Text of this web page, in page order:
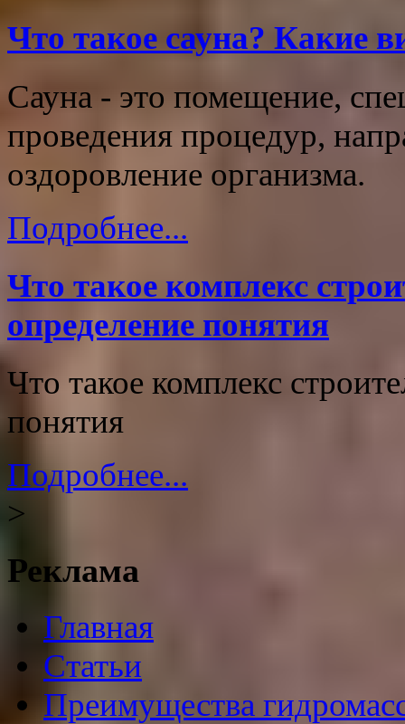
Что такое сауна? Какие
Сауна - это помещение,
проведения процедур,
оздоровление организма.
Подробнее...
Что такое комплекс
определение понятия
Что такое комплекс
понятия
Подробнее...
>
Реклама
Главная
Статьи
Преимущества